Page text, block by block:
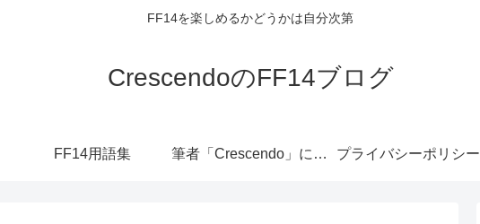
FF14を楽しめるかどうかは自分次第
CrescendoのFF14ブログ
FF14用語集 筆者「Crescendo」について プライバシーポリシー